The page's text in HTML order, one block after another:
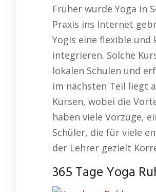
Früher wurde Yoga in
Praxis ins Internet
Yogis eine flexible
integrieren. Solche
lokalen Schulen und
im nächsten Teil liegt
Kursen, wobei die
haben viele Vorzüge,
Schüler, die für viele
der Lehrer gezielt
365 Tage Yoga